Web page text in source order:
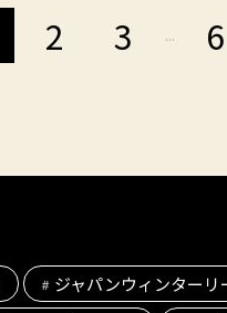
2 3 ... 6
ジャパンウィンターリ